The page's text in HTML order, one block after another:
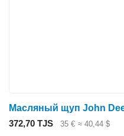
372,70 TJS 35 € ≈ 40,44 $